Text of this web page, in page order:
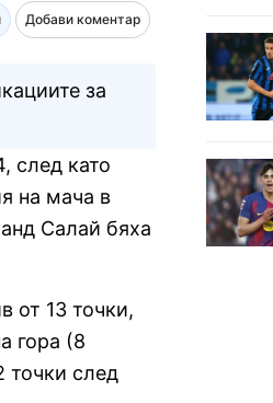
Добави коментар
за
след като
на мача в
Салай бяха
от 13 точки,
гора (8
точки след